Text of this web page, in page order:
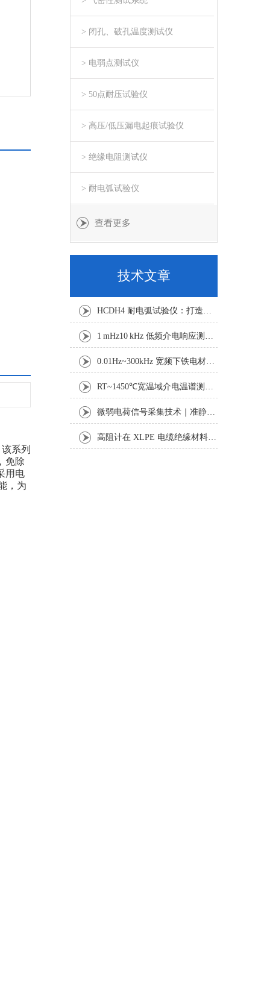
系列
免除
用电
，为
> 闭孔、破孔温度测试仪
> 电弱点测试仪
> 50点耐压试验仪
> 高压/低压漏电起痕试验仪
> 绝缘电阻测试仪
> 耐电弧试验仪
查看更多
技术文章
HCDH4 耐电弧试验仪：打造稳定可靠的绝缘电弧测试平台
1 mHz10 kHz 低频介电响应测试：电缆绝缘老化与诊断技术探析
0.01Hz~300kHz 宽频下铁电材料电滞回线与击穿特性测试研究
RT~1450℃宽温域介电温谱测试方案：真空气氛下功能材料电学表征
微弱电荷信号采集技术｜准静态法压电系数准确测试研究
高阻计在 XLPE 电缆绝缘材料体积与表面电阻率测试中的应用研究